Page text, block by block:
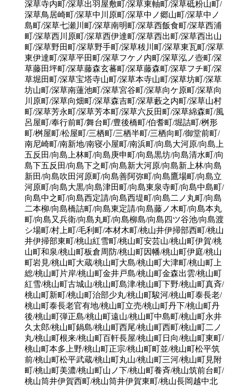
深草寺内町/深草出羽屋敷町/深草東軸町/深草砥粉山町/
深草鳥居崎町/深草中川原町/深草中ノ郷山町/深草中ノ
島町/深草七瀬川町/深草南明町/深草西飯食町/深草西浦
町/深草西川原町/深草西伊達町/深草西出町/深草西出山
町/深草野田町/深草野手町/深草秡川町/深草東瓦町/深草
東伊達町/深草平田町/深草フケノ内町/深草泓ノ壺町/深
草藤田坪町/深草藤森玄蕃町/深草藤森町/深草フチ町/深
草堀田町/深草宝塔寺山町/深草本寺山町/深草坊町/深草
坊山町/深草南蓮池町/深草宮谷町/深草向ケ原町/深草向
川原町/深草向畑町/深草森吉町/深草藪之内町/深草山村
町/深草芳永町/深草芳本町/深草六反田町/深草綿森町/風
呂屋町/奉行前町/舞台町/豊後橋町/伯耆町/堀詰町/桝形
町/桝屋町/松屋町/三栖町/三栖半町/三栖向町/御堂前町/
南尼崎町/南新地/南寝小屋町/南浜町/向島大河原/向島上
五反田/向島上林町/向島庚申町/向島黒坊/向島清水町/向
島下五反田/向島下之町/向島新大河原/向島新上林/向島
新田/向島吹田河原町/向島善阿弥町/向島鷹場町/向島立
河原町/向島大黒/向島津田町/向島東泉寺町/向島中島町/
向島中之町/向島西定請/向島西堤町/向島二ノ丸町/向島
二本柳/向島橋詰町/向島東定請/向島藤ノ木町/向島本丸
町/向島又兵衛/向島丸町/向島柳島/向島四ツ谷池/向島渡
シ場町/村上町/毛利町/本材木町/桃山井伊掃部西町/桃山
井伊掃部東町/桃山紅雪町/桃山町安芸山/桃山町伊賀/桃
山町和泉/桃山町板倉周防/桃山町因幡/桃山町伊庭/桃山
町岩見/桃山町大蔵/桃山町大島/桃山町大津町/桃山町上
総/桃山町片岸/桃山町金井戸島/桃山町金森出雲/桃山町
紅雪/桃山町古城山/桃山町島津/桃山町下野/桃山町真斉/
桃山町新町/桃山町治部少丸/桃山町駿河/桃山町泰長老/
桃山町泰長老官有地/桃山町立売/桃山町丹下/桃山町丹
後/桃山町弾正島/桃山町遠山/桃山町中島町/桃山町永井
久太郎/桃山町鍋島/桃山町西尾/桃山町西町/桃山町二ノ
丸/桃山町根来/桃山町百軒長屋/桃山町日向/桃山町東町/
桃山町本多上野/桃山町正宗/桃山町町並/桃山町松平筑
前/桃山町松平武蔵/桃山町丸山/桃山町三河/桃山町見附
町/桃山町美濃/桃山町山ノ下/桃山町養斉/桃山筑前台町/
桃山筒井伊賀西町/桃山筒井伊賀東町/桃山長岡越中北